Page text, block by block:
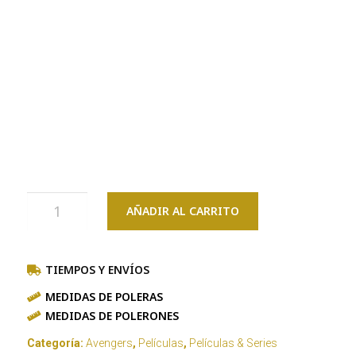
AÑADIR AL CARRITO
TIEMPOS Y ENVÍOS
MEDIDAS DE POLERAS
MEDIDAS DE POLERONES
Categoría: Avengers, Películas, Películas & Series